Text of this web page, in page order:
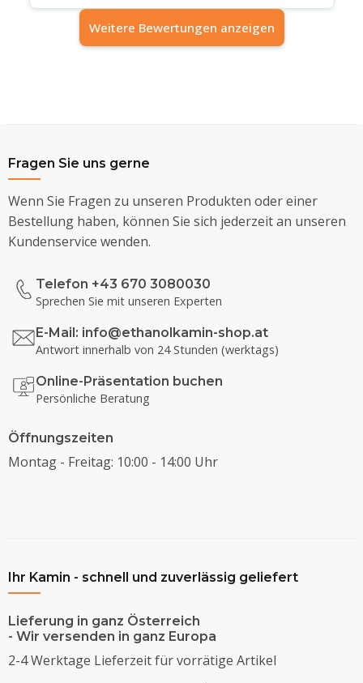
Weitere Bewertungen anzeigen
Fragen Sie uns gerne
Wenn Sie Fragen zu unseren Produkten oder einer
Bestellung haben, können Sie sich jederzeit an unseren
Kundenservice wenden.
Telefon +43 670 3080030
Sprechen Sie mit unseren Experten
E-Mail: info@ethanolkamin-shop.at
Antwort innerhalb von 24 Stunden (werktags)
Online-Präsentation buchen
Persönliche Beratung
Öffnungszeiten
Montag - Freitag: 10:00 - 14:00 Uhr
Ihr Kamin - schnell und zuverlässig geliefert
Lieferung in ganz Österreich
- Wir versenden in ganz Europa
2-4 Werktage Lieferzeit für vorrätige Artikel